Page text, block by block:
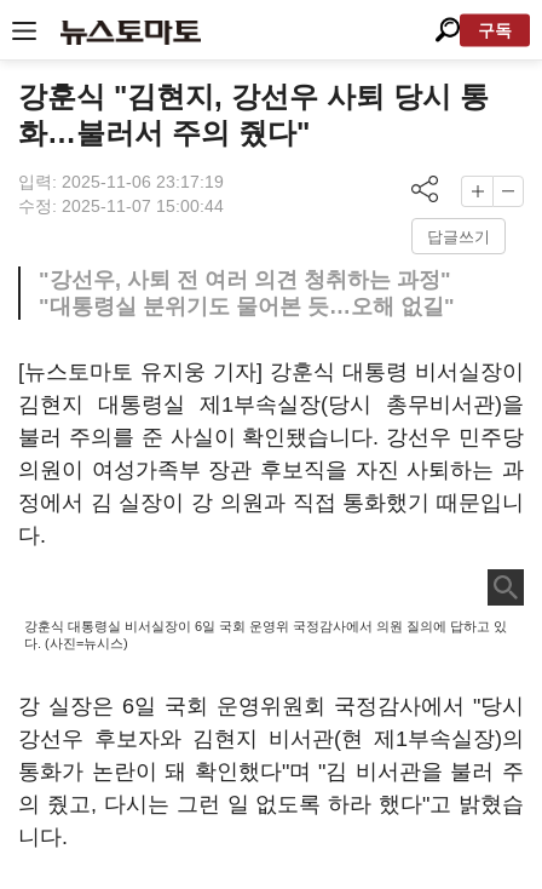
구독
강훈식 "김현지, 강선우 사퇴 당시 통
화…불러서 주의 줬다"
입력: 2025-11-06 23:17:19
수정: 2025-11-07 15:00:44
답글쓰기
"강선우, 사퇴 전 여러 의견 청취하는 과정"
"대통령실 분위기도 물어본 듯…오해 없길"
[뉴스토마토 유지웅 기자] 강훈식 대통령 비서실장이
김현지 대통령실 제1부속실장(당시 총무비서관)을
불러 주의를 준 사실이 확인됐습니다. 강선우 민주당
의원이 여성가족부 장관 후보직을 자진 사퇴하는 과
정에서 김 실장이 강 의원과 직접 통화했기 때문입니
다.
강훈식 대통령실 비서실장이 6일 국회 운영위 국정감사에서 의원 질의에 답하고 있
다. (사진=뉴시스)
강 실장은 6일 국회 운영위원회 국정감사에서 "당시
강선우 후보자와 김현지 비서관(현 제1부속실장)의
통화가 논란이 돼 확인했다"며 "김 비서관을 불러 주
의 줬고, 다시는 그런 일 없도록 하라 했다"고 밝혔습
니다.